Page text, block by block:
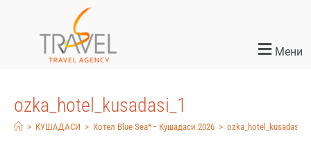
Мени
ozka_hotel_kusadasi_1
> КУШАДАСИ > Хотел Blue Sea*– Кушадаси 2026 > ozka_hotel_kusadasi_1